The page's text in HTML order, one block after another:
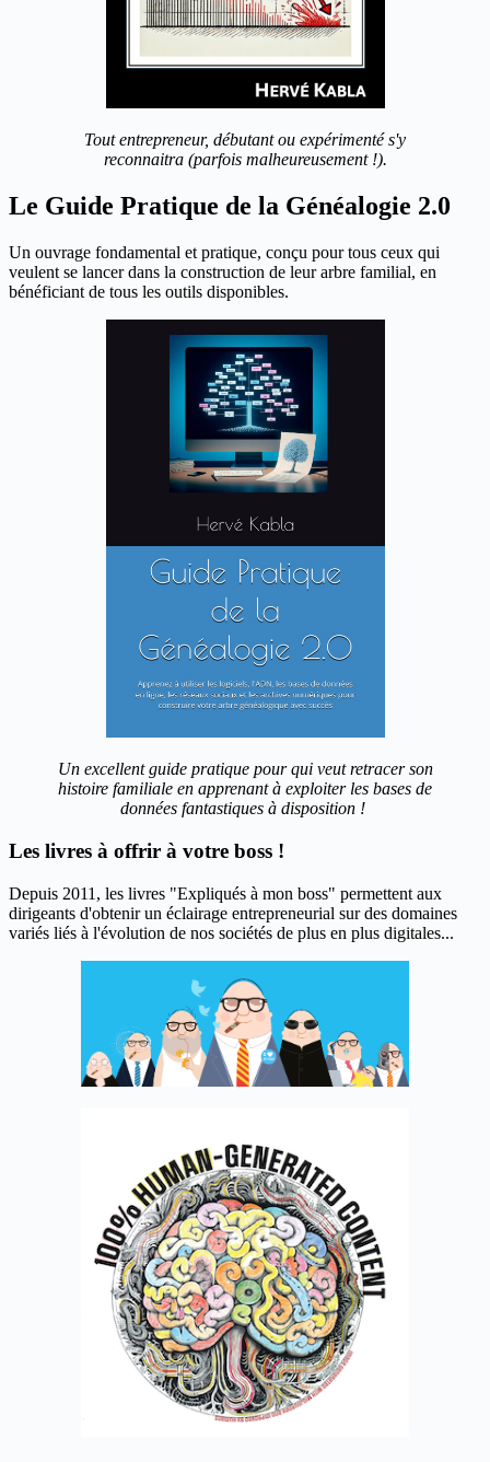
Tout entrepreneur, débutant ou expérimenté s'y
reconnaitra (parfois malheureusement !).
Le Guide Pratique de la Généalogie 2.0
Un ouvrage fondamental et pratique, conçu pour tous ceux qui
veulent se lancer dans la construction de leur arbre familial, en
bénéficiant de tous les outils disponibles.
Un excellent guide pratique pour qui veut retracer son
histoire familiale en apprenant à exploiter les bases de
données fantastiques à disposition !
Les livres à offrir à votre boss !
Depuis 2011, les livres "Expliqués à mon boss" permettent aux
dirigeants d'obtenir un éclairage entrepreneurial sur des domaines
variés liés à l'évolution de nos sociétés de plus en plus digitales...